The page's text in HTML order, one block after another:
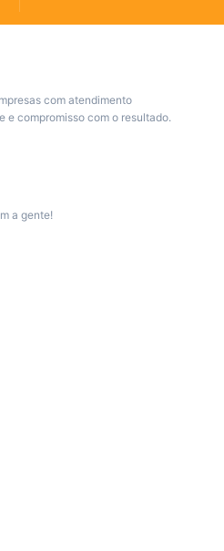
com atendimento
compromisso com o resultado.
a gente!